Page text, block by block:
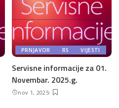
PRNJAVOR RS VIJESTI
Servisne informacije za 01.
Novembar. 2025.g.
nov 1, 2025